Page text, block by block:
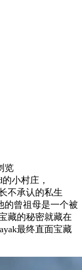
览
小村庄，
不承认的私生
的曾祖母是一个被
藏的秘密就藏在
最终直面宝藏